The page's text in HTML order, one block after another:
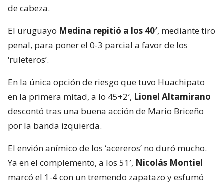
de cabeza.
El uruguayo Medina repitió a los 40′, mediante tiro
penal, para poner el 0-3 parcial a favor de los
‘ruleteros’.
En la única opción de riesgo que tuvo Huachipato
en la primera mitad, a lo 45+2′, Lionel Altamirano
descontó tras una buena acción de Mario Briceño
por la banda izquierda.
El envión anímico de los ‘acereros’ no duró mucho.
Ya en el complemento, a los 51′, Nicolás Montiel
marcó el 1-4 con un tremendo zapatazo y esfumó